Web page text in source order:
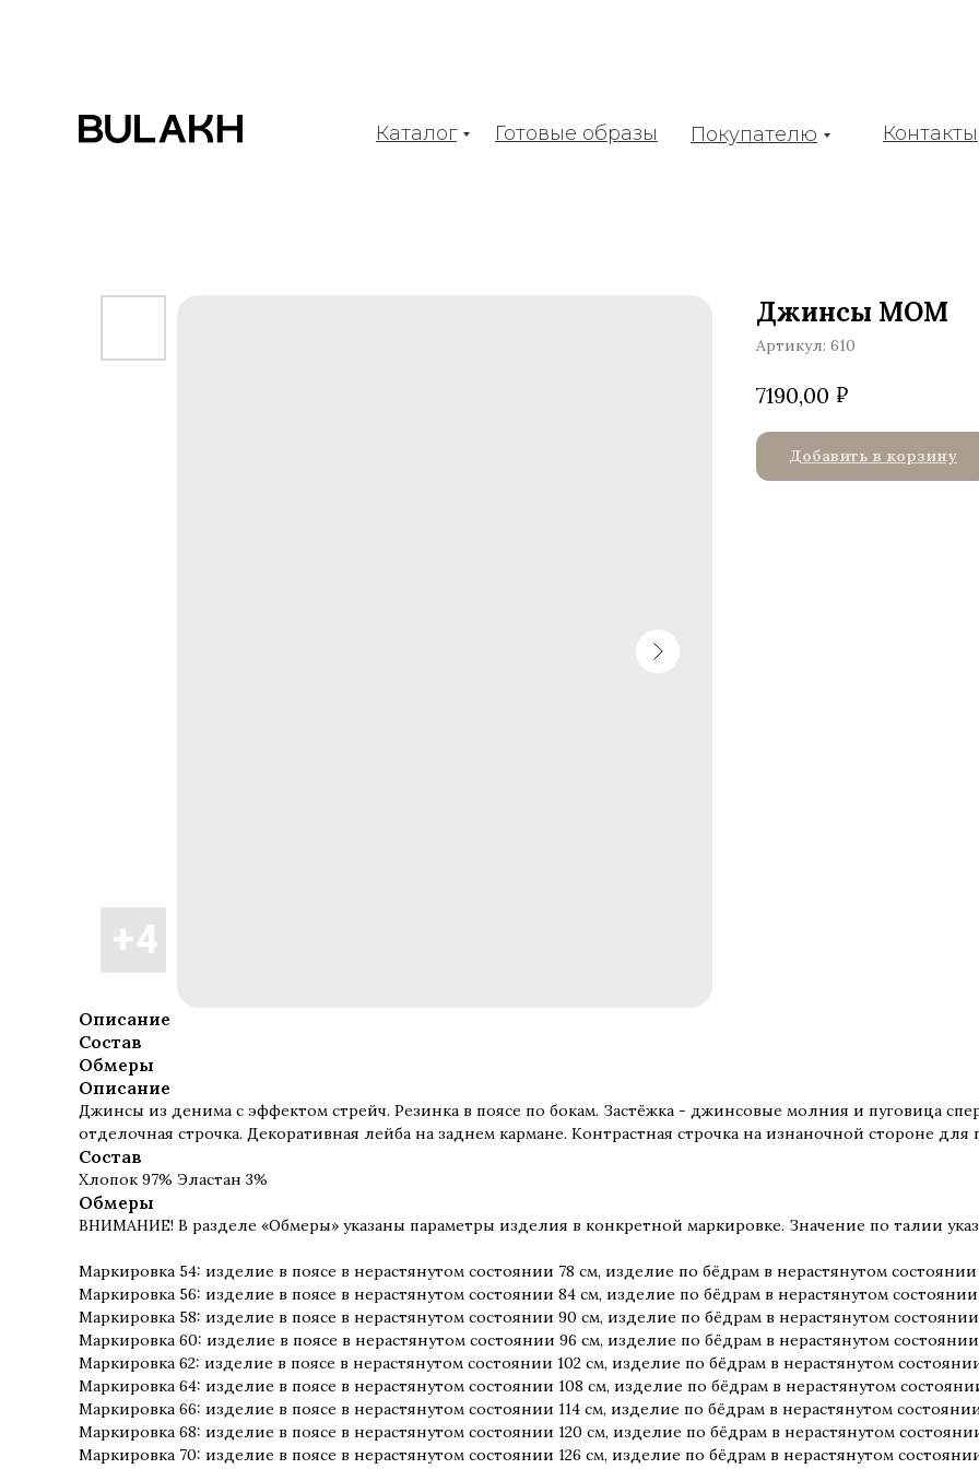
Каталог Готовые образы Контакты
Покупателю
Джинсы MOM
Артикул: 610
7190,00 ₽
Добавить в корзину
Описание
Состав
Обмеры
Описание
Джинсы из денима с эффектом стрейч. Резинка в поясе по бокам. Застёжка - джинсовые молния и пуговица
отделочная строчка. Декоративная лейба на заднем кармане. Контрастная строчка на изнаночной стороне для
Состав
Хлопок 97% Эластан 3%
Обмеры
ВНИМАНИЕ! В разделе «Обмеры» указаны параметры изделия в конкретной маркировке. Значение по талии
Маркировка 54: изделие в поясе в нерастянутом состоянии 78 см, изделие по бёдрам в нерастянутом состоянии
Маркировка 56: изделие в поясе в нерастянутом состоянии 84 см, изделие по бёдрам в нерастянутом состоянии
Маркировка 58: изделие в поясе в нерастянутом состоянии 90 см, изделие по бёдрам в нерастянутом состоянии
Маркировка 60: изделие в поясе в нерастянутом состоянии 96 см, изделие по бёдрам в нерастянутом состоянии
Маркировка 62: изделие в поясе в нерастянутом состоянии 102 см, изделие по бёдрам в нерастянутом
Маркировка 64: изделие в поясе в нерастянутом состоянии 108 см, изделие по бёдрам в нерастянутом
Маркировка 66: изделие в поясе в нерастянутом состоянии 114 см, изделие по бёдрам в нерастянутом
Маркировка 68: изделие в поясе в нерастянутом состоянии 120 см, изделие по бёдрам в нерастянутом
Маркировка 70: изделие в поясе в нерастянутом состоянии 126 см, изделие по бёдрам в нерастянутом